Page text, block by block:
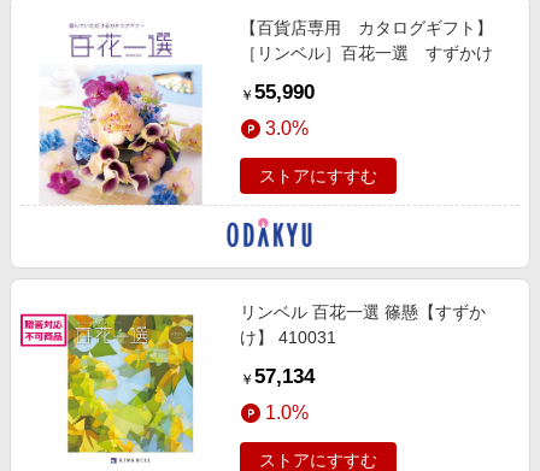
【百貨店専用 カタログギフト】
［リンベル］百花一選 すずかけ
￥ 55,990
3.0%
ストアにすすむ
リンベル 百花一選 篠懸【すずか
け】 410031
￥ 57,134
1.0%
ストアにすすむ